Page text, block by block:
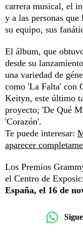
carrera musical, el
y a las personas
su equipo, sus
El álbum, que
desde su
una variedad de
como 'La Falta' con
Keityn, este último
proyecto; 'De Qué
'Corazón'.
Te puede interesar:
aparecer
Los Premios
el Centro de
España, el 16 de